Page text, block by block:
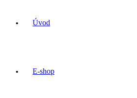
Úvod
E-shop